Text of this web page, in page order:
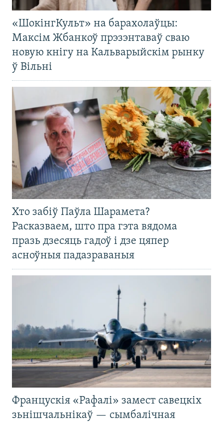
«ШокінгКульт» на барахолаўцы:
Максім Жбанкоў прэзэнтаваў сваю
новую кнігу на Кальварыйскім рынку
ў Вільні
Хто забіў Паўла Шарамета?
Расказваем, што пра гэта вядома
празь дзесяць гадоў і дзе цяпер
асноўныя падазраваныя
Францускія «Рафалі» замест савецкіх
зьнішчальнікаў — сымбалічная